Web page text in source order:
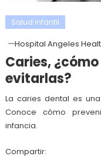
Salud infantil
Hospital Angeles
Caries,
evitarlas?
La caries dental es
Conoce cómo
infancia.
Compartir: